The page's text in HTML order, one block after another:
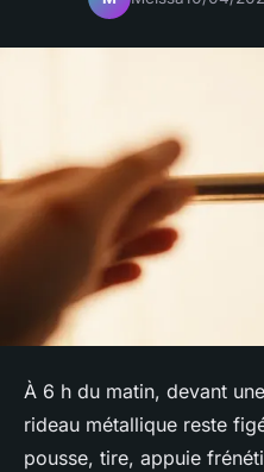
À 6 h du matin, devant
rideau métallique reste
pousse, tire, appuie